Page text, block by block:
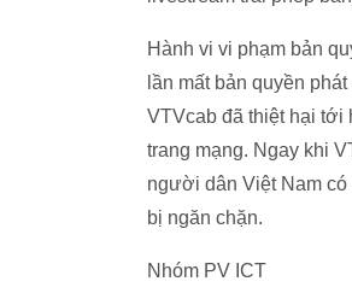
Hành vi vi phạm bản
lần mất bản quyền
VTVcab đã thiệt hại tới
trang mạng. Ngay khi
người dân Việt Nam
bị ngăn chặn.
Nhóm PV ICT